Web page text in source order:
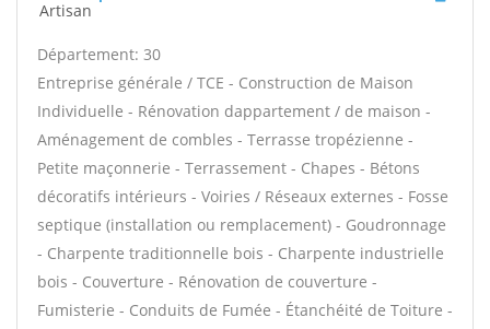
Artisan
Département: 30
Entreprise générale / TCE - Construction de Maison
Individuelle - Rénovation dappartement / de maison -
Aménagement de combles - Terrasse tropézienne -
Petite maçonnerie - Terrassement - Chapes - Bétons
décoratifs intérieurs - Voiries / Réseaux externes - Fosse
septique (installation ou remplacement) - Goudronnage
- Charpente traditionnelle bois - Charpente industrielle
bois - Couverture - Rénovation de couverture -
Fumisterie - Conduits de Fumée - Étanchéité de Toiture -